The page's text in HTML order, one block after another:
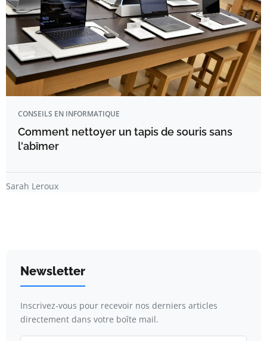
CONSEILS EN INFORMATIQUE
Comment nettoyer un tapis de souris sans
l'abîmer
Sarah Leroux
Newsletter
Inscrivez-vous pour recevoir nos derniers articles
directement dans votre boîte mail.